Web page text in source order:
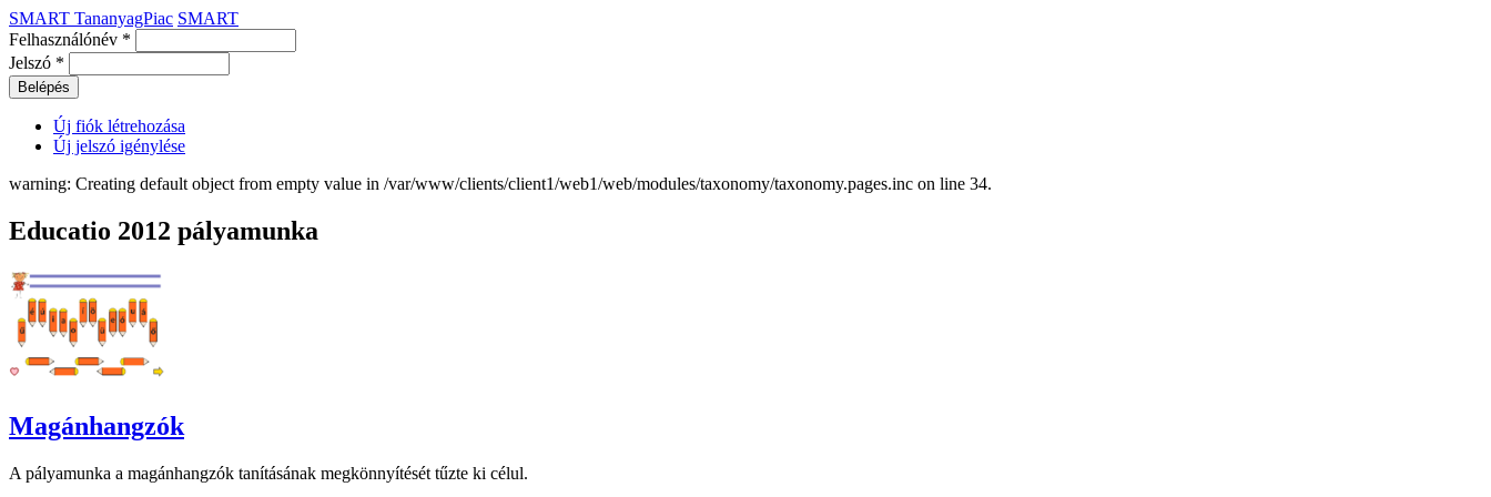
SMART TananyagPiac SMART
Felhasználónév *
Jelszó *
Új fiók létrehozása
Új jelszó igénylése
warning: Creating default object from empty value in /var/www/clients/client1/web1/web/modules/taxonomy/taxonomy.pages.inc on line 34.
Educatio 2012 pályamunka
Magánhangzók
A pályamunka a magánhangzók tanításának megkönnyítését tűzte ki célul.